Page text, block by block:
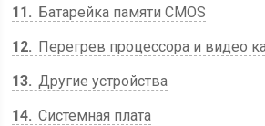
11
Батарейка памяти CMOS
12
Перегрев процессора и видео
13 Другие устройства
14 Системная плата